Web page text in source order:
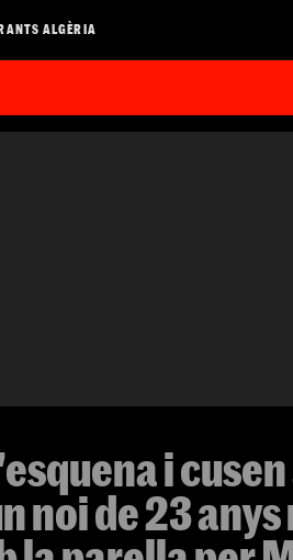
ALGÈRIA
i cusen
noi de 23